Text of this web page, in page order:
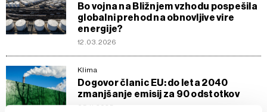
Bo vojna na Bližnjem vzhodu pospešila
globalni prehod na obnovljive vire
energije?
12.03.2026
Klima
Dogovor članic EU: do leta 2040
zmanjšanje emisij za 90 odstotkov
05.11.2025